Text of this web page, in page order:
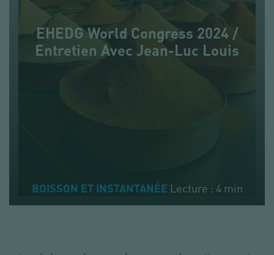
EHEDG World Congress 2024 /
Entretien Avec Jean-Luc Louis
BOISSON ET INSTANTANÉE Lecture : 4 min